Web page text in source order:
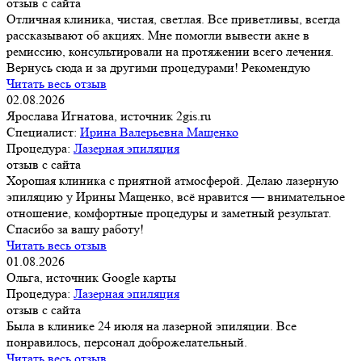
отзыв с сайта
Отличная клиника, чистая, светлая. Все приветливы, всегда
рассказывают об акциях. Мне помогли вывести акне в
ремиссию, консультировали на протяжении всего лечения.
Вернусь сюда и за другими процедурами! Рекомендую
Читать весь отзыв
02.08.2026
Ярослава Игнатова, источник 2gis.ru
Специалист: Ирина Валерьевна Мащенко
Процедура: Лазерная эпиляция
отзыв с сайта
Хорошая клиника с приятной атмосферой. Делаю лазерную
эпиляцию у Ирины Мащенко, всё нравится — внимательное
отношение, комфортные процедуры и заметный результат.
Спасибо за вашу работу!
Читать весь отзыв
01.08.2026
Ольга, источник Google карты
Процедура: Лазерная эпиляция
отзыв с сайта
Была в клинике 24 июля на лазерной эпиляции. Все
понравилось, персонал доброжелательный.